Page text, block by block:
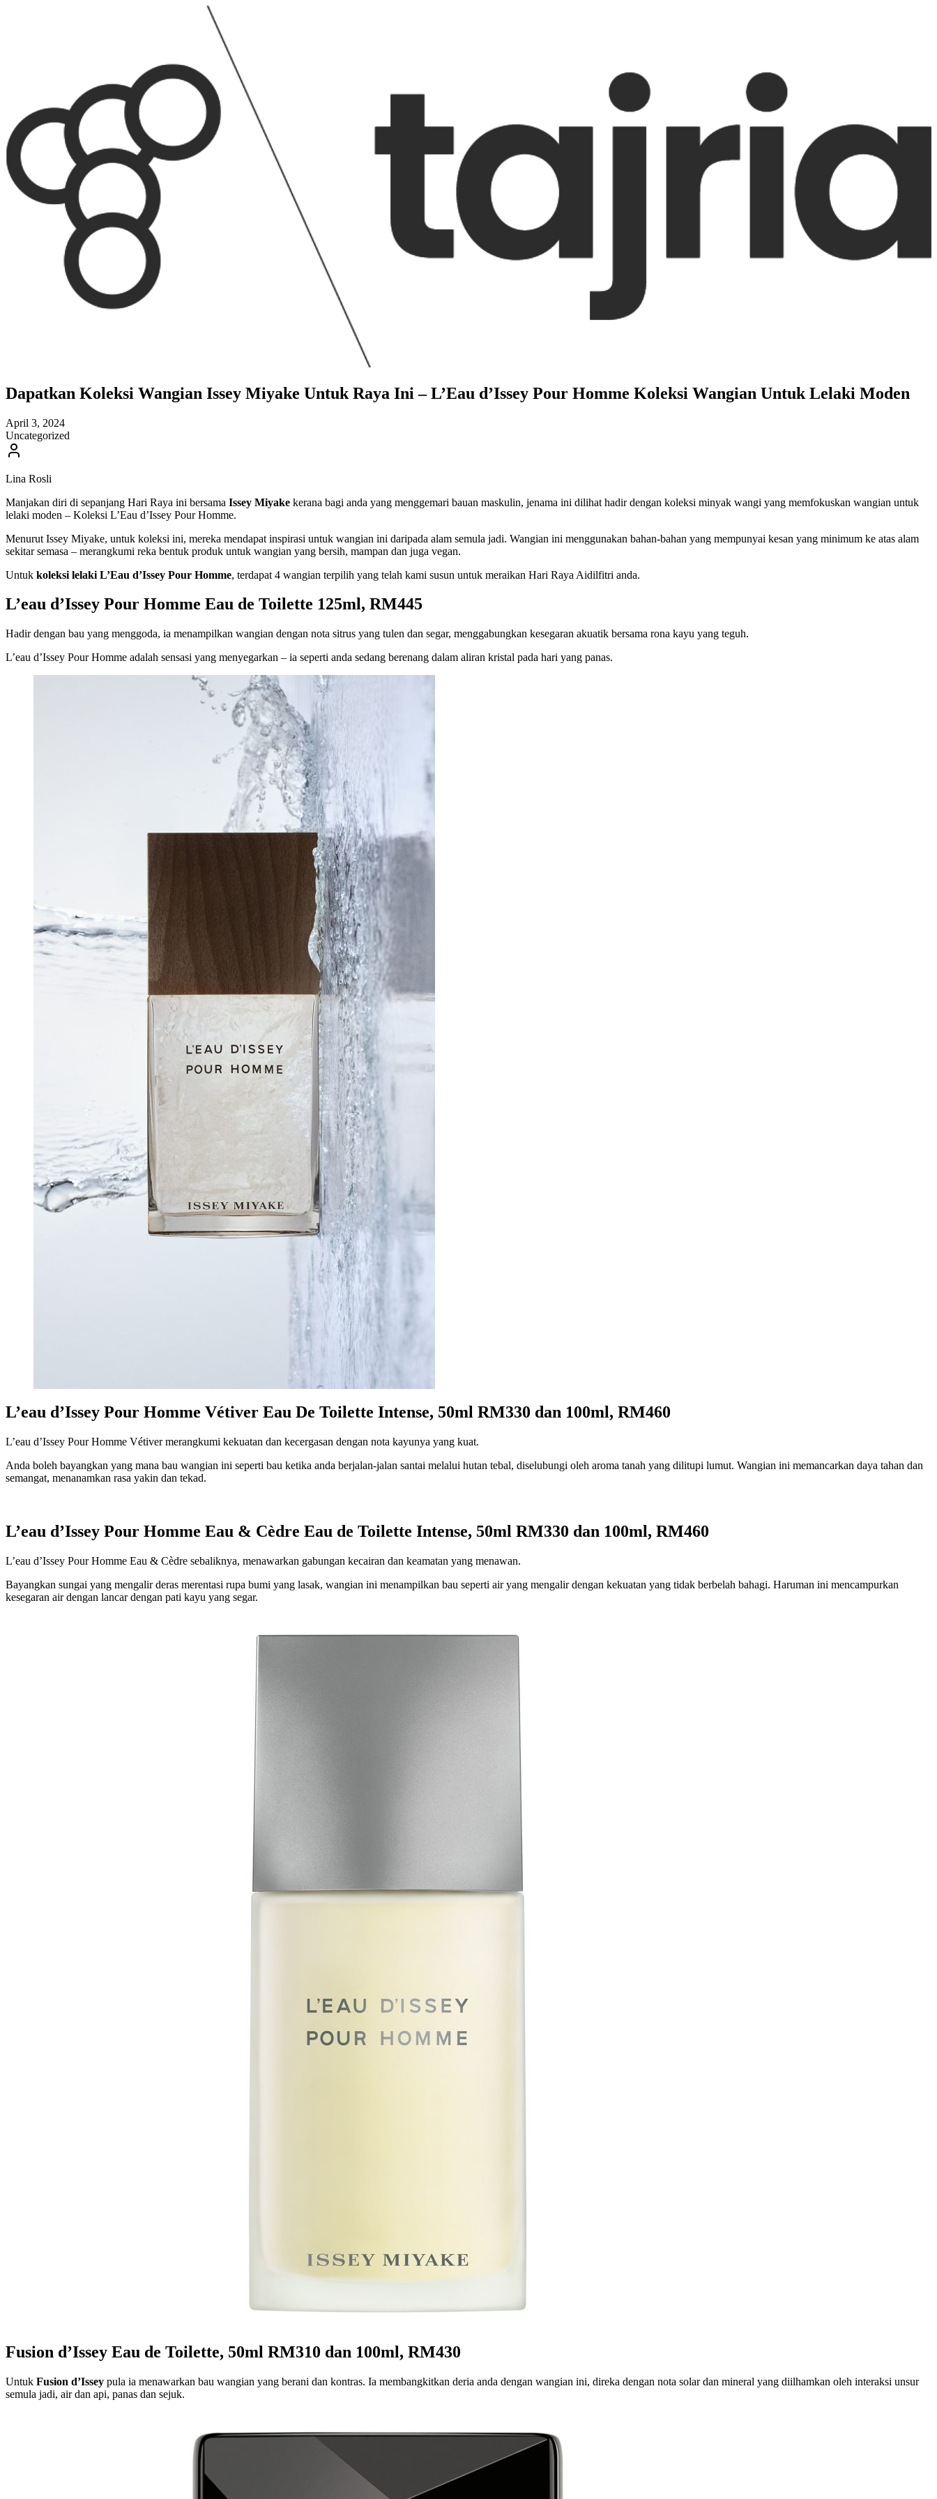
Dapatkan Koleksi Wangian Issey Miyake Untuk Raya Ini – L’Eau d’Issey Pour Homme Koleksi Wangian Untuk Lelaki Moden
April 3, 2024
Uncategorized
Lina Rosli
Manjakan diri di sepanjang Hari Raya ini bersama Issey Miyake kerana bagi anda yang menggemari bauan maskulin, jenama ini dilihat hadir dengan koleksi minyak wangi yang memfokuskan wangian untuk
lelaki moden – Koleksi L’Eau d’Issey Pour Homme.
Menurut Issey Miyake, untuk koleksi ini, mereka mendapat inspirasi untuk wangian ini daripada alam semula jadi. Wangian ini menggunakan bahan-bahan yang mempunyai kesan yang minimum ke atas alam
sekitar semasa – merangkumi reka bentuk produk untuk wangian yang bersih, mampan dan juga vegan.
Untuk koleksi lelaki L’Eau d’Issey Pour Homme, terdapat 4 wangian terpilih yang telah kami susun untuk meraikan Hari Raya Aidilfitri anda.
L’eau d’Issey Pour Homme Eau de Toilette 125ml, RM445
Hadir dengan bau yang menggoda, ia menampilkan wangian dengan nota sitrus yang tulen dan segar, menggabungkan kesegaran akuatik bersama rona kayu yang teguh.
L’eau d’Issey Pour Homme adalah sensasi yang menyegarkan – ia seperti anda sedang berenang dalam aliran kristal pada hari yang panas.
L’eau d’Issey Pour Homme Vétiver Eau De Toilette Intense, 50ml RM330 dan 100ml, RM460
L’eau d’Issey Pour Homme Vétiver merangkumi kekuatan dan kecergasan dengan nota kayunya yang kuat.
Anda boleh bayangkan yang mana bau wangian ini seperti bau ketika anda berjalan-jalan santai melalui hutan tebal, diselubungi oleh aroma tanah yang dilitupi lumut. Wangian ini memancarkan daya tahan dan
semangat, menanamkan rasa yakin dan tekad.
L’eau d’Issey Pour Homme Eau & Cèdre Eau de Toilette Intense, 50ml RM330 dan 100ml, RM460
L’eau d’Issey Pour Homme Eau & Cèdre sebaliknya, menawarkan gabungan kecairan dan keamatan yang menawan.
Bayangkan sungai yang mengalir deras merentasi rupa bumi yang lasak, wangian ini menampilkan bau seperti air yang mengalir dengan kekuatan yang tidak berbelah bahagi. Haruman ini mencampurkan
kesegaran air dengan lancar dengan pati kayu yang segar.
Fusion d’Issey Eau de Toilette, 50ml RM310 dan 100ml, RM430
Untuk Fusion d’Issey pula ia menawarkan bau wangian yang berani dan kontras. Ia membangkitkan deria anda dengan wangian ini, direka dengan nota solar dan mineral yang diilhamkan oleh interaksi unsur
semula jadi, air dan api, panas dan sejuk.